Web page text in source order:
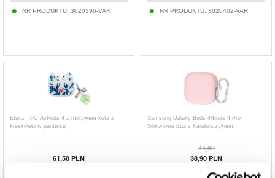
NR PRODUKTU: 3020396-VAR NR PRODUKTU: 3020402-VAR
Etui z TPU AirPods 4 z motywem kota z
kreskówki w panterkę
61,50 PLN
Samsung Galaxy Buds 4/Buds 4 Pro
Silikonowe Etui z Karabińczykiem
44,60
38,90 PLN
NR PRODUKTU:4017292-VAR